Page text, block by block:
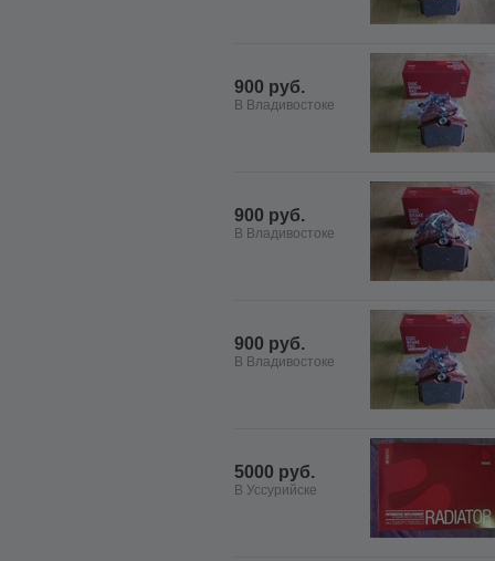
900 руб.
В Владивостоке
900 руб.
В Владивостоке
900 руб.
В Владивостоке
5000 руб.
В Уссурийске